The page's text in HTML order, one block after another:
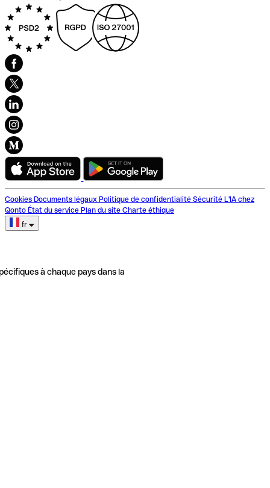
Cookies Documents légaux Politique de confidentialité Sécurité L'IA chez
Qonto État du service Plan du site Charte éthique
fr
à chaque pays dans la